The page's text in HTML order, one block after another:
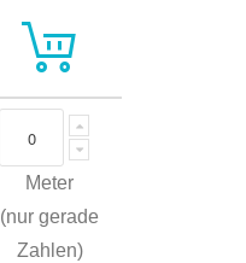
Meter
(nur gerade
Zahlen)